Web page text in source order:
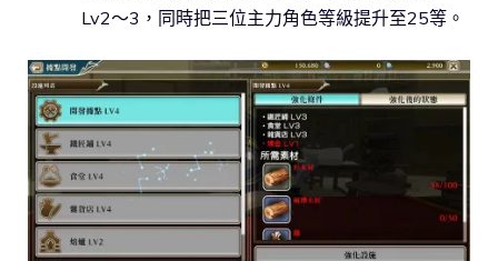
Lv2～3，同時把三位主力角色等級提升至25等。